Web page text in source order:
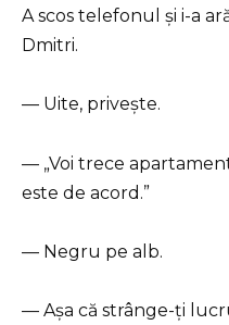
A scos telefonul și i-a
Dmitri.
— Uite, privește.
— „Voi trece
este de acord.”
— Negru pe alb.
— Așa că strânge-ți